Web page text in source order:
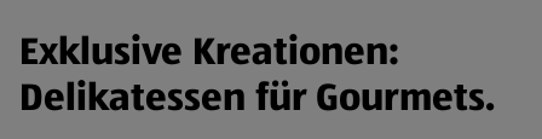
Exklusive Kreationen:
Delikatessen für Gourmets.